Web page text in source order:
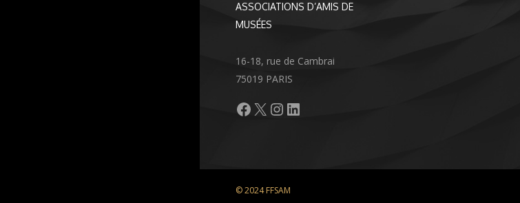
ASSOCIATIONS D’AMIS DE
MUSÉES
16-18, rue de Cambrai
75019 PARIS
Facebook
X Instagram
LinkedIn
© 2024 FFSAM